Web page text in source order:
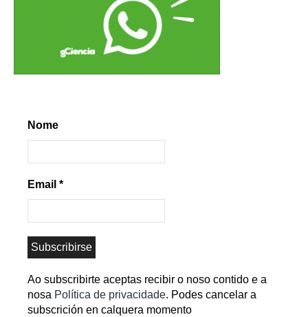
Nome
Email *
Ao subscribirte aceptas recibir o noso contido e a
nosa Política de privacidade. Podes cancelar a
subscrición en calquera momento